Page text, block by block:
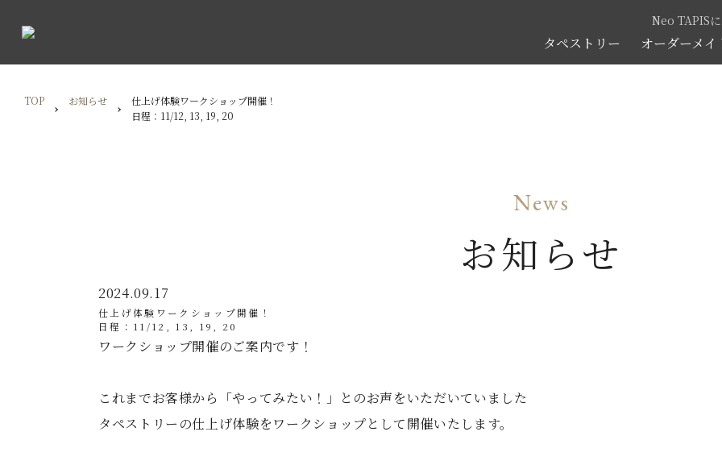
Neo TAPIS
タペストリー オーダーメ
TOP お知らせ
仕上げ体験ワークショップ開催！
日程：11/12, 13, 19, 20
News
お知らせ
2024.09.17
仕上げ体験ワークショップ開催！
日程：11/12, 13, 19, 20
ワークショップ開催のご案内です！
これまでお客様から「やってみたい！」とのお声をいただいていました
タペストリーの仕上げ体験をワークショップとして開催いたします。